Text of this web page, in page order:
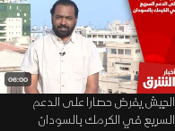
06:00
الجيش يفرض حصارا على الدعم
السريع في الكرمك بالسودان